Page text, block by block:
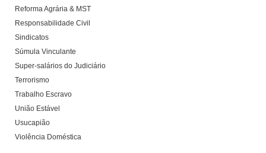
Reforma Agrária & MST
Responsabilidade Civil
Sindicatos
Súmula Vinculante
Super-salários do Judiciário
Terrorismo
Trabalho Escravo
União Estável
Usucapião
Violência Doméstica